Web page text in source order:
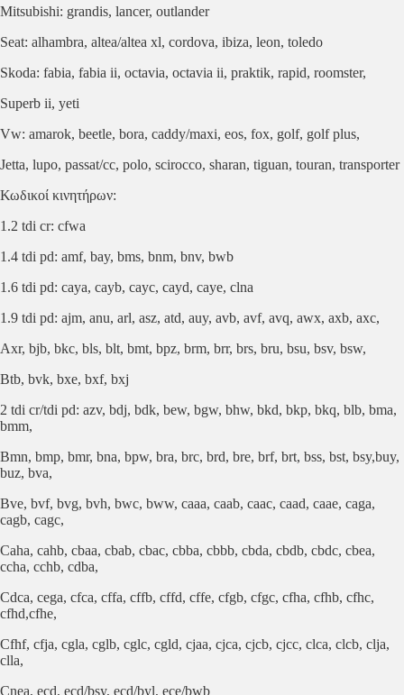
Mitsubishi: grandis, lancer, outlander
Seat: alhambra, altea/altea xl, cordova, ibiza, leon, toledo
Skoda: fabia, fabia ii, octavia, octavia ii, praktik, rapid, roomster,
Superb ii, yeti
Vw: amarok, beetle, bora, caddy/maxi, eos, fox, golf, golf plus,
Jetta, lupo, passat/cc, polo, scirocco, sharan, tiguan, touran, transporter
Κωδικοί κινητήρων:
1.2 tdi cr: cfwa
1.4 tdi pd: amf, bay, bms, bnm, bnv, bwb
1.6 tdi pd: caya, cayb, cayc, cayd, caye, clna
1.9 tdi pd: ajm, anu, arl, asz, atd, auy, avb, avf, avq, awx, axb, axc,
Axr, bjb, bkc, bls, blt, bmt, bpz, brm, brr, brs, bru, bsu, bsv, bsw,
Btb, bvk, bxe, bxf, bxj
2 tdi cr/tdi pd: azv, bdj, bdk, bew, bgw, bhw, bkd, bkp, bkq, blb, bma,
bmm,
Bmn, bmp, bmr, bna, bpw, bra, brc, brd, bre, brf, brt, bss, bst, bsy,buy,
buz, bva,
Bve, bvf, bvg, bvh, bwc, bww, caaa, caab, caac, caad, caae, caga,
cagb, cagc,
Caha, cahb, cbaa, cbab, cbac, cbba, cbbb, cbda, cbdb, cbdc, cbea,
ccha, cchb, cdba,
Cdca, cega, cfca, cffa, cffb, cffd, cffe, cfgb, cfgc, cfha, cfhb, cfhc,
cfhd,cfhe,
Cfhf, cfja, cgla, cglb, cglc, cgld, cjaa, cjca, cjcb, cjcc, clca, clcb, clja,
clla,
Cnea, ecd, ecd/bsy, ecd/byl, ece/bwb